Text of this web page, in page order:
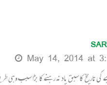
May 14, 2014 at
کی تاریخ کا سبق یاد نہ رہنے کا بڑا سبب